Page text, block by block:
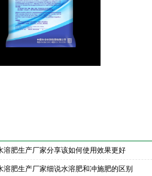
溶肥生产厂家分享该如何使用效果更好
溶肥生产厂家细说水溶肥和冲施肥的区别